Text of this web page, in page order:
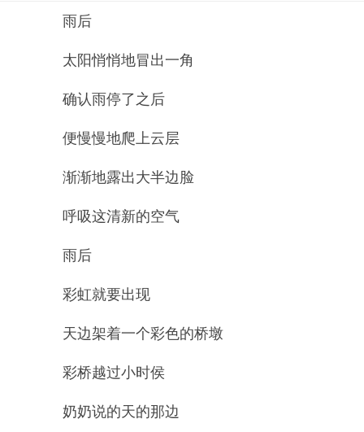
雨后
太阳悄悄地冒出一角
确认雨停了之后
便慢慢地爬上云层
渐渐地露出大半边脸
呼吸这清新的空气
雨后
彩虹就要出现
天边架着一个彩色的桥墩
彩桥越过小时侯
奶奶说的天的那边